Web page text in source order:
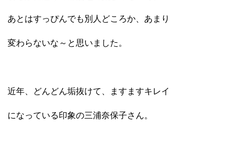
あとはすっぴんでも別人どころか、あまり
変わらないな～と思いました。
近年、どんどん垢抜けて、ますますキレイ
になっている印象の三浦奈保子さん。